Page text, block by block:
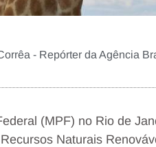
- Repórter da Agência
(MPF) no Rio de
Naturais